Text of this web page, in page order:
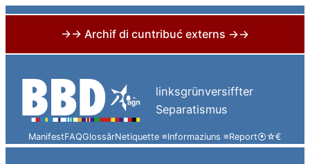
→→ Archif di cuntribuć externs →→
content
linksgrünversiffter
Separatismus
ManifestFAQGlossârNetiquette ≡Informaziuns ≡Report⦿☆€